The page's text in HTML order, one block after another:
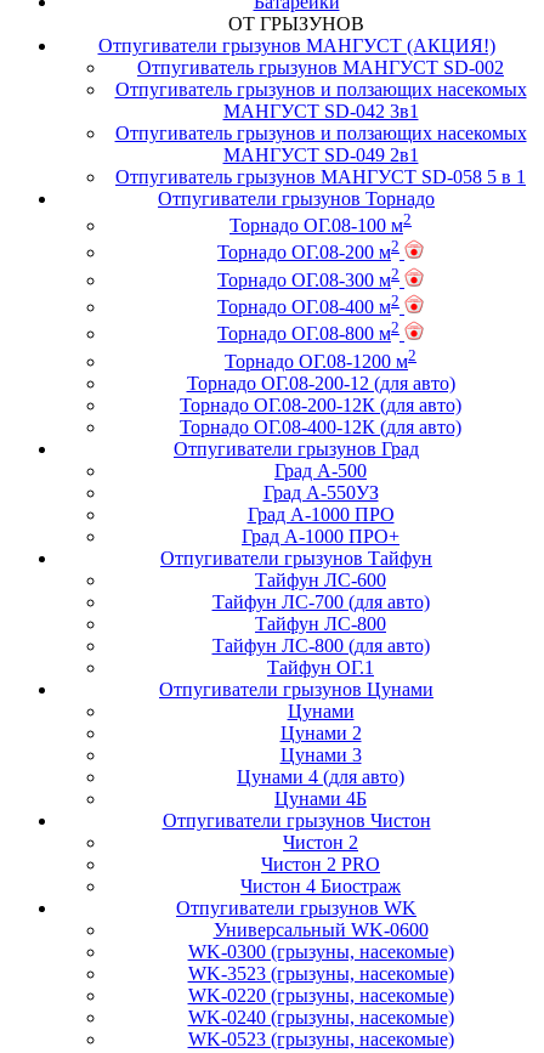
ОТ ГРЫЗУНОВ
Отпугиватели грызунов МАНГУСТ (АКЦИЯ!)
Отпугиватель грызунов МАНГУСТ SD-002
Отпугиватель грызунов и ползающих насекомых
МАНГУСТ SD-042 3в1
Отпугиватель грызунов и ползающих насекомых
МАНГУСТ SD-049 2в1
Отпугиватель грызунов МАНГУСТ SD-058 5 в 1
Отпугиватели грызунов Торнадо
Торнадо ОГ.08-100 м2
Торнадо ОГ.08-200 м2
Торнадо ОГ.08-300 м2
Торнадо ОГ.08-400 м2
Торнадо ОГ.08-800 м2
Торнадо ОГ.08-1200 м2
Торнадо ОГ.08-200-12 (для авто)
Торнадо ОГ.08-200-12К (для авто)
Торнадо ОГ.08-400-12К (для авто)
Отпугиватели грызунов Град
Град А-500
Град А-550УЗ
Град А-1000 ПРО
Град А-1000 ПРО+
Отпугиватели грызунов Тайфун
Тайфун ЛС-600
Тайфун ЛС-700 (для авто)
Тайфун ЛС-800
Тайфун ЛС-800 (для авто)
Тайфун ОГ.1
Отпугиватели грызунов Цунами
Цунами
Цунами 2
Цунами 3
Цунами 4 (для авто)
Цунами 4Б
Отпугиватели грызунов Чистон
Чистон 2
Чистон 2 PRO
Чистон 4 Биостраж
Отпугиватели грызунов WK
Универсальный WK-0600
WK-0300 (грызуны, насекомые)
WK-3523 (грызуны, насекомые)
WK-0220 (грызуны, насекомые)
WK-0240 (грызуны, насекомые)
WK-0523 (грызуны, насекомые)